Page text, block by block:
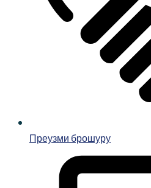
Преузми брошуру